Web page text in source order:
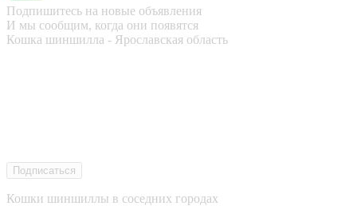
Подпишитесь на новые объявления
И мы сообщим, когда они появятся
Кошка шиншилла - Ярославская область
Подписаться
Кошки шиншиллы в соседних городах